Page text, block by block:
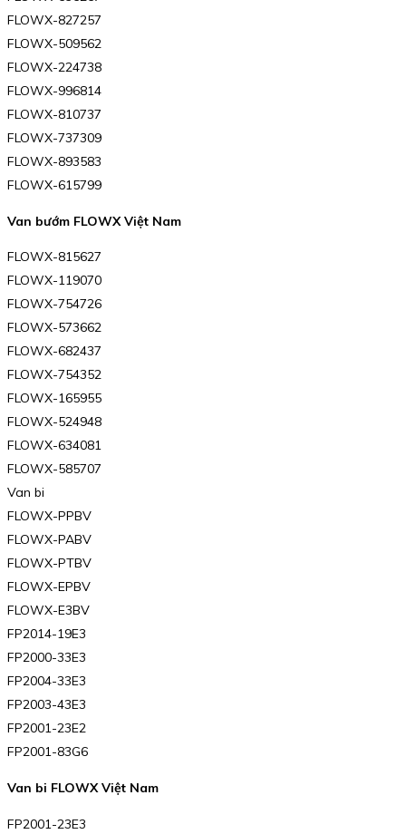
FLOWX-827257
FLOWX-509562
FLOWX-224738
FLOWX-996814
FLOWX-810737
FLOWX-737309
FLOWX-893583
FLOWX-615799
Van bướm FLOWX Việt Nam
FLOWX-815627
FLOWX-119070
FLOWX-754726
FLOWX-573662
FLOWX-682437
FLOWX-754352
FLOWX-165955
FLOWX-524948
FLOWX-634081
FLOWX-585707
Van bi
FLOWX-PPBV
FLOWX-PABV
FLOWX-PTBV
FLOWX-EPBV
FLOWX-E3BV
FP2014-19E3
FP2000-33E3
FP2004-33E3
FP2003-43E3
FP2001-23E2
FP2001-83G6
Van bi FLOWX Việt Nam
FP2001-23E3